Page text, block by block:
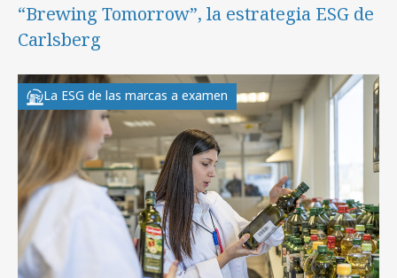
“Brewing Tomorrow”, la estrategia ESG de
Carlsberg
La ESG de las marcas a examen